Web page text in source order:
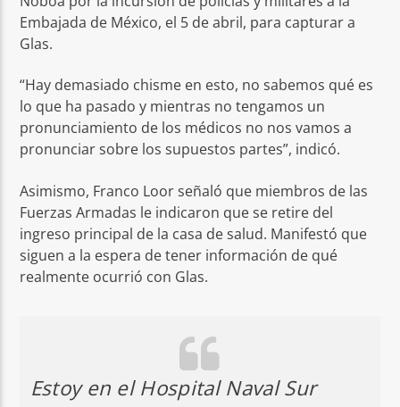
Embajada de México, el 5 de abril, para capturar a
Glas.
“Hay demasiado chisme en esto, no sabemos qué es
lo que ha pasado y mientras no tengamos un
pronunciamiento de los médicos no nos vamos a
pronunciar sobre los supuestos partes”, indicó.
Asimismo, Franco Loor señaló que miembros de las
Fuerzas Armadas le indicaron que se retire del
ingreso principal de la casa de salud. Manifestó que
siguen a la espera de tener información de qué
realmente ocurrió con Glas.
Estoy en el Hospital Naval Sur